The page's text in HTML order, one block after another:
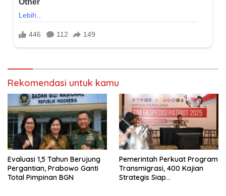
Rekomendasi untuk kamu
Evaluasi 1,5 Tahun Berujung
Pergantian, Prabowo Ganti
Total Pimpinan BGN
Pemerintah Perkuat Program
Transmigrasi, 400 Kajian
Strategis Siap